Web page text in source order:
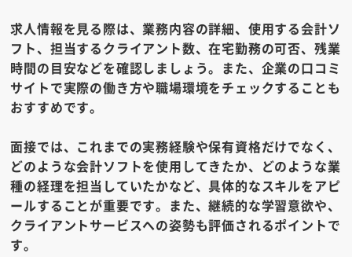
求人情報を見る際は、業務内容の詳細、使用する会計ソ
フト、担当するクライアント数、在宅勤務の可否、残業
時間の目安などを確認しましょう。また、企業の口コミ
サイトで実際の働き方や職場環境をチェックすることも
おすすめです。
面接では、これまでの実務経験や保有資格だけでなく、
どのような会計ソフトを使用してきたか、どのような業
種の経理を担当していたかなど、具体的なスキルをアピ
ールすることが重要です。また、継続的な学習意欲や、
クライアントサービスへの姿勢も評価されるポイントで
す。